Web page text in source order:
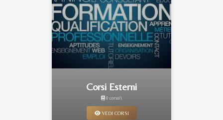
Corsi Esterni
0 corso/i
VEDI CORSI